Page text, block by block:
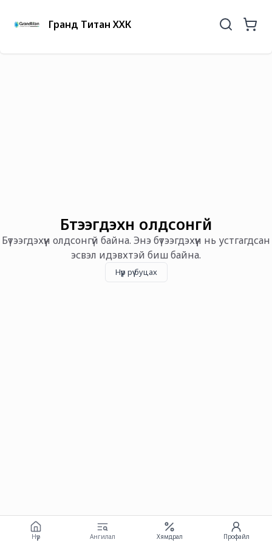
Гранд Титан ХХК
Бүтээгдэхүүн олдсонгүй
Бүтээгдэхүүн олдсонгүй байна. Энэ бүтээгдэхүүн нь устгагдсан
эсвэл идэвхтэй биш байна.
Нүүр рүү буцах
Нүүр Ангилал Хямдрал Профайл